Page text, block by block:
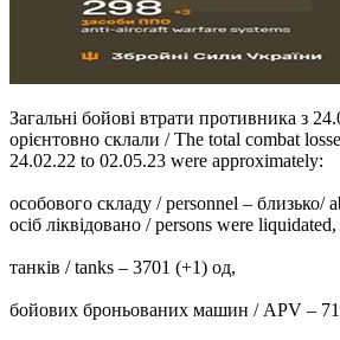
Загальні бойові втрати противника з
орієнтовно склали / The total combat
24.02.22 to 02.05.23 were approximately:
особового складу / personnel ‒ близько/
осіб ліквідовано / persons were liquidated,
танків / tanks ‒ 3701 (+1) од,
бойових броньованих машин / APV ‒